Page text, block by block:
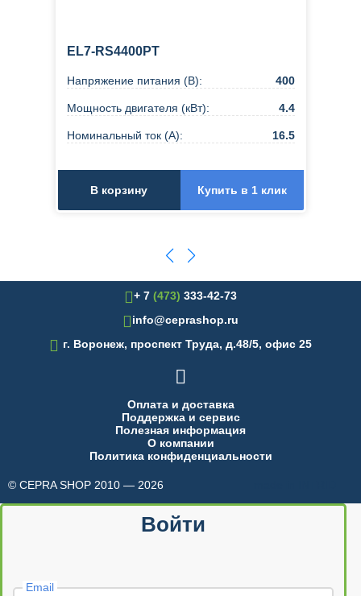
EL7-RS4400PT
Напряжение питания (В): 400
Мощность двигателя (кВт): 4.4
Номинальный ток (А): 16.5
В корзину Купить в 1 клик
+ 7 (473) 333-42-73
info@ceprashop.ru
 г. Воронеж, проспект Труда, д.48/5, офис 25

Оплата и доставка
Поддержка и сервис
Полезная информация
О компании
Политика конфиденциальности
© CEPRA SHOP 2010 — 2026
Войти
Email